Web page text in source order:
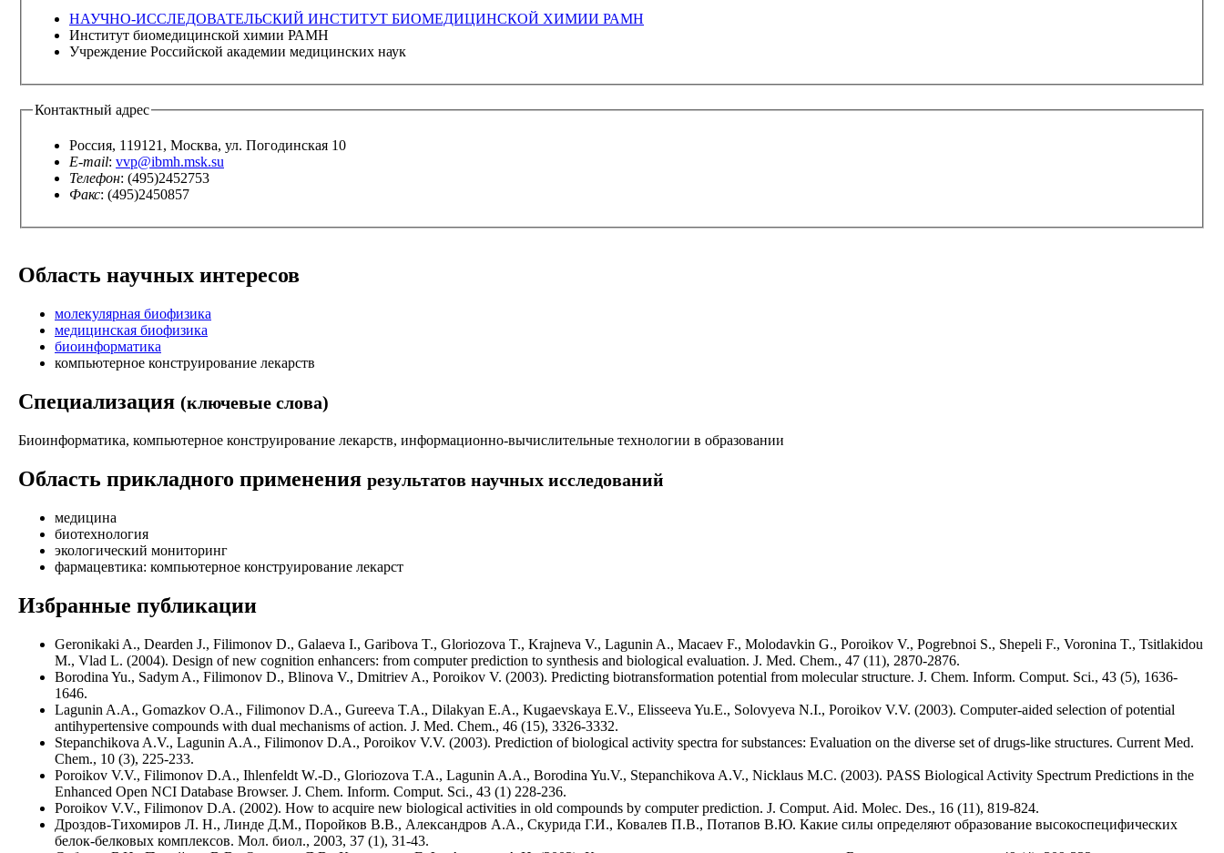
НАУЧНО-ИССЛЕДОВАТЕЛЬСКИЙ ИНСТИТУТ БИОМЕДИЦИНСКОЙ ХИМИИ РАМН
Институт биомедицинской химии РАМН
Учреждение Российской академии медицинских наук
Контактный адрес
Россия, 119121, Москва, ул. Погодинская 10
E-mail: vvp@ibmh.msk.su
Телефон: (495)2452753
Факс: (495)2450857
Область научных интересов
молекулярная биофизика
медицинская биофизика
биоинформатика
компьютерное конструирование лекарств
Специализация (ключевые слова)
Биоинформатика, компьютерное конструирование лекарств, информационно-вычислительные технологии в образовании
Область прикладного применения результатов научных исследований
медицина
биотехнология
экологический мониторинг
фармацевтика: компьютерное конструирование лекарст
Избранные публикации
Geronikaki A., Dearden J., Filimonov D., Galaeva I., Garibova T., Gloriozova T., Krajneva V., Lagunin A., Macaev F., Molodavkin G., Poroikov V., Pogrebnoi S., Shepeli F., Voronina T., Tsitlakidou
M., Vlad L. (2004). Design of new cognition enhancers: from computer prediction to synthesis and biological evaluation. J. Med. Chem., 47 (11), 2870-2876.
Borodina Yu., Sadym A., Filimonov D., Blinova V., Dmitriev A., Poroikov V. (2003). Predicting biotransformation potential from molecular structure. J. Chem. Inform. Comput. Sci., 43 (5), 1636-
1646.
Lagunin A.A., Gomazkov O.A., Filimonov D.A., Gureeva T.A., Dilakyan E.A., Kugaevskaya E.V., Elisseeva Yu.E., Solovyeva N.I., Poroikov V.V. (2003). Computer-aided selection of potential
antihypertensive compounds with dual mechanisms of action. J. Med. Chem., 46 (15), 3326-3332.
Stepanchikova A.V., Lagunin A.A., Filimonov D.A., Poroikov V.V. (2003). Prediction of biological activity spectra for substances: Evaluation on the diverse set of drugs-like structures. Current Med.
Chem., 10 (3), 225-233.
Poroikov V.V., Filimonov D.A., Ihlenfeldt W.-D., Gloriozova T.A., Lagunin A.A., Borodina Yu.V., Stepanchikova A.V., Nicklaus M.C. (2003). PASS Biological Activity Spectrum Predictions in the
Enhanced Open NCI Database Browser. J. Chem. Inform. Comput. Sci., 43 (1) 228-236.
Poroikov V.V., Filimonov D.A. (2002). How to acquire new biological activities in old compounds by computer prediction. J. Comput. Aid. Molec. Des., 16 (11), 819-824.
Дроздов-Тихомиров Л. Н., Линде Д.М., Поройков В.В., Александров А.А., Скурида Г.И., Ковалев П.В., Потапов В.Ю. Какие силы определяют образование высокоспецифических
белок-белковых комплексов. Мол. биол., 2003, 37 (1), 31-43.